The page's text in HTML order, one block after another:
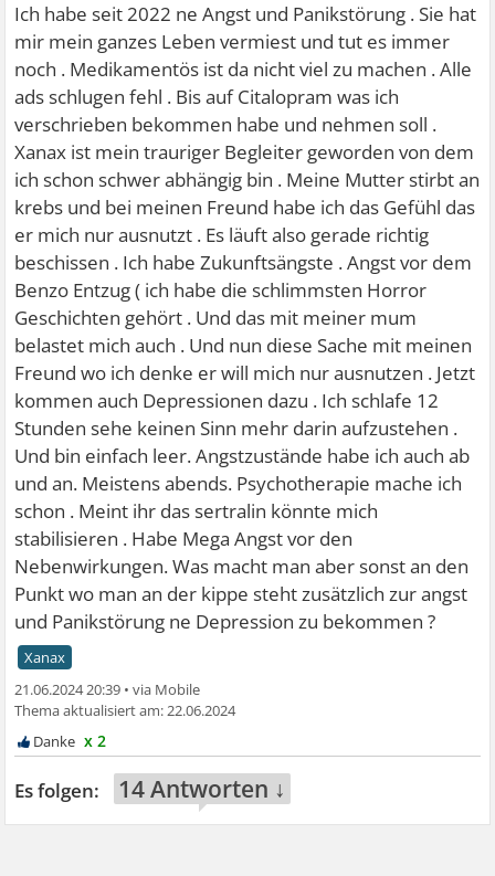
Ich habe seit 2022 ne Angst und Panikstörung . Sie hat
mir mein ganzes Leben vermiest und tut es immer
noch . Medikamentös ist da nicht viel zu machen . Alle
ads schlugen fehl . Bis auf Citalopram was ich
verschrieben bekommen habe und nehmen soll .
Xanax ist mein trauriger Begleiter geworden von dem
ich schon schwer abhängig bin . Meine Mutter stirbt an
krebs und bei meinen Freund habe ich das Gefühl das
er mich nur ausnutzt . Es läuft also gerade richtig
beschissen . Ich habe Zukunftsängste . Angst vor dem
Benzo Entzug ( ich habe die schlimmsten Horror
Geschichten gehört . Und das mit meiner mum
belastet mich auch . Und nun diese Sache mit meinen
Freund wo ich denke er will mich nur ausnutzen . Jetzt
kommen auch Depressionen dazu . Ich schlafe 12
Stunden sehe keinen Sinn mehr darin aufzustehen .
Und bin einfach leer. Angstzustände habe ich auch ab
und an. Meistens abends. Psychotherapie mache ich
schon . Meint ihr das sertralin könnte mich
stabilisieren . Habe Mega Angst vor den
Nebenwirkungen. Was macht man aber sonst an den
Punkt wo man an der kippe steht zusätzlich zur angst
und Panikstörung ne Depression zu bekommen ?
Xanax
21.06.2024 20:39 •
22.06.2024
x 2
14 Antworten ↓